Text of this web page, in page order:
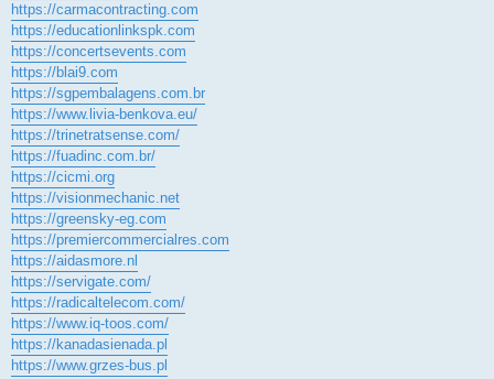
https://carmacontracting.com
https://educationlinkspk.com
https://concertsevents.com
https://blai9.com
https://sgpembalagens.com.br
https://www.livia-benkova.eu/
https://trinetratsense.com/
https://fuadinc.com.br/
https://cicmi.org
https://visionmechanic.net
https://greensky-eg.com
https://premiercommercialres.com
https://aidasmore.nl
https://servigate.com/
https://radicaltelecom.com/
https://www.iq-toos.com/
https://kanadasienada.pl
https://www.grzes-bus.pl